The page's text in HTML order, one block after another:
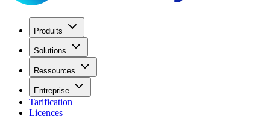
Produits
Solutions
Ressources
Entreprise
Tarification
Licences